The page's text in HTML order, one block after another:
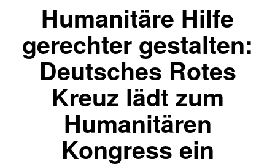
Humanitäre Hilfe
gerechter gestalten:
Deutsches Rotes
Kreuz lädt zum
Humanitären
Kongress ein